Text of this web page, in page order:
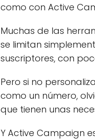
como con Active
Muchas de las
se limitan
suscriptores, con
Pero si no
como un número,
que tienen unas
Y Active Campaign